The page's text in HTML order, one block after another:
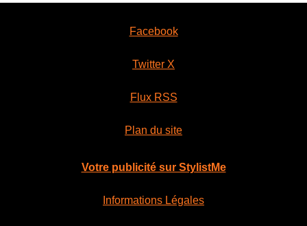
Facebook
Twitter X
Flux RSS
Plan du site
Votre publicité sur StylistMe
Informations Légales